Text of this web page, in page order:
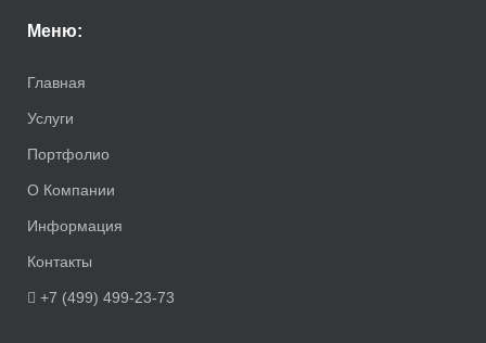
Меню:
Главная
Услуги
Портфолио
О Компании
Информация
Контакты
+7 (499) 499-23-73